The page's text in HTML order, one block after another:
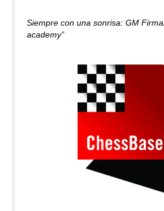
Siempre con una sonrisa: GM
academy”